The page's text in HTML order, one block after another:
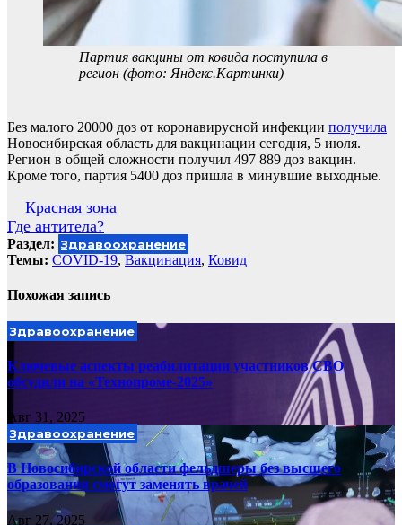
Партия вакцины от ковида поступила в
регион (фото: Яндекс.Картинки)
Без малого 20000 доз от коронавирусной инфекции получила
Новосибирская область для вакцинации сегодня, 5 июля.
Регион в общей сложности получил 497 889 доз вакцин.
Кроме того, партия 5400 доз пришла в минувшие выходные.
Навигация
по
записям
Красная зона
Где антитела?
Раздел: Здравоохранение
Темы: COVID-19, Вакцинация, Ковид
Похожая запись
Здравоохранение
Ключевые аспекты реабилитации участников СВО
обсудили на «Технопроме-2025»
Авг 31, 2025
Здравоохранение
В Новосибирской области фельдшеры без высшего
образования смогут заменять врачей
Авг 27, 2025